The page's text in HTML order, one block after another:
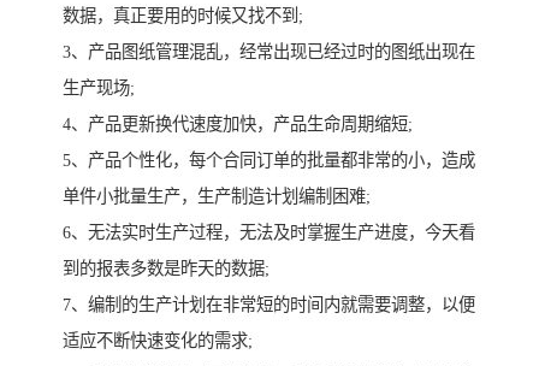
数据，真正要用的时候又找不到;
3、产品图纸管理混乱，经常出现已经过时的图纸出现在
生产现场;
4、产品更新换代速度加快，产品生命周期缩短;
5、产品个性化，每个合同订单的批量都非常的小，造成
单件小批量生产，生产制造计划编制困难;
6、无法实时生产过程，无法及时掌握生产进度，今天看
到的报表多数是昨天的数据;
7、编制的生产计划在非常短的时间内就需要调整，以便
适应不断快速变化的需求;